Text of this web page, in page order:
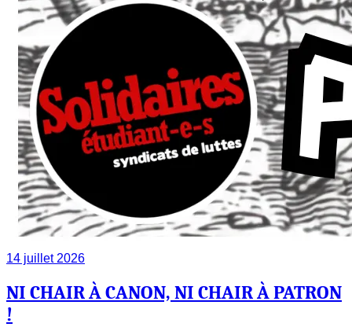
14 juillet 2026
NI CHAIR À CANON, NI CHAIR À PATRON
!